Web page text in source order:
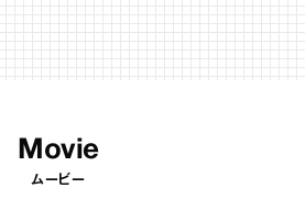
Movie
ムービー